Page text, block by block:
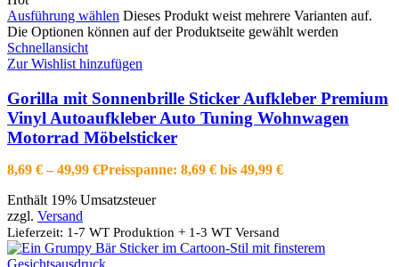
Ausführung wählen Dieses Produkt weist mehrere Varianten auf.
Die Optionen können auf der Produktseite gewählt werden
Schnellansicht
Zur Wishlist hinzufügen
Gorilla mit Sonnenbrille Sticker Aufkleber Premium
Vinyl Autoaufkleber Auto Tuning Wohnwagen
Motorrad Möbelsticker
8,69 € –49,99 €Preisspanne: 8,69 € bis 49,99 €
Enthält 19% Umsatzsteuer
zzgl. Versand
Lieferzeit: 1-7 WT Produktion + 1-3 WT Versand